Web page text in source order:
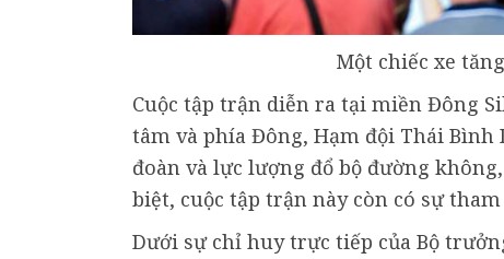
Một chiếc xe
Cuộc tập trận diễn ra tại miền Đông
tâm và phía Đông, Hạm đội Thái Bình
đoàn và lực lượng đổ bộ đường
biệt, cuộc tập trận này còn có sự
Dưới sự chỉ huy trực tiếp của Bộ